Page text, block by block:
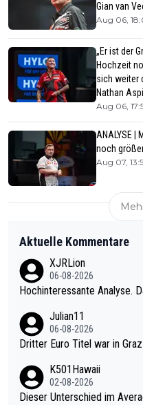
Gian van
Aug 06,
„Er ist der
Hochzeit
sich weiter
Nathan
Aug 06,
ANALYSE |
noch
Aug 07,
Aktuelle Kommentare
XJRLion
06-08-2026
Hochinteressante Analyse.
Julian11
06-08-2026
Dritter Euro Titel war in
K501Hawaii
02-08-2026
Dieser Unterschied im Average ist